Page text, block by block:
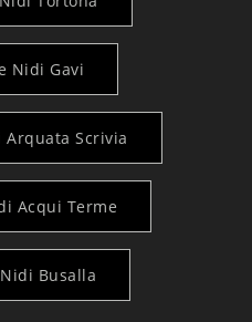
Nidi Gavi
Scrivia
Acqui Terme
Busalla